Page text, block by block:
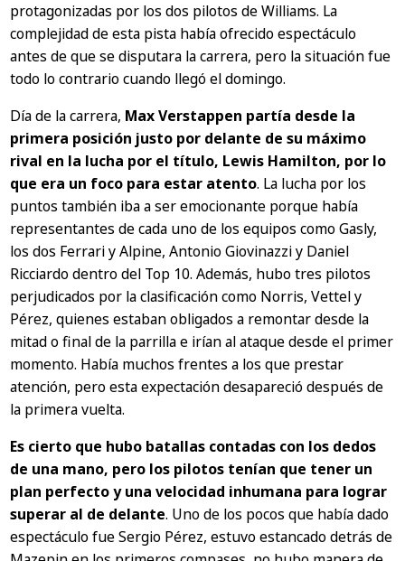
protagonizadas por los dos pilotos de Williams. La
complejidad de esta pista había ofrecido espectáculo
antes de que se disputara la carrera, pero la situación fue
todo lo contrario cuando llegó el domingo.
Día de la carrera, Max Verstappen partía desde la
primera posición justo por delante de su máximo
rival en la lucha por el título, Lewis Hamilton, por lo
que era un foco para estar atento. La lucha por los
puntos también iba a ser emocionante porque había
representantes de cada uno de los equipos como Gasly,
los dos Ferrari y Alpine, Antonio Giovinazzi y Daniel
Ricciardo dentro del Top 10. Además, hubo tres pilotos
perjudicados por la clasificación como Norris, Vettel y
Pérez, quienes estaban obligados a remontar desde la
mitad o final de la parrilla e irían al ataque desde el primer
momento. Había muchos frentes a los que prestar
atención, pero esta expectación desapareció después de
la primera vuelta.
Es cierto que hubo batallas contadas con los dedos
de una mano, pero los pilotos tenían que tener un
plan perfecto y una velocidad inhumana para lograr
superar al de delante. Uno de los pocos que había dado
espectáculo fue Sergio Pérez, estuvo estancado detrás de